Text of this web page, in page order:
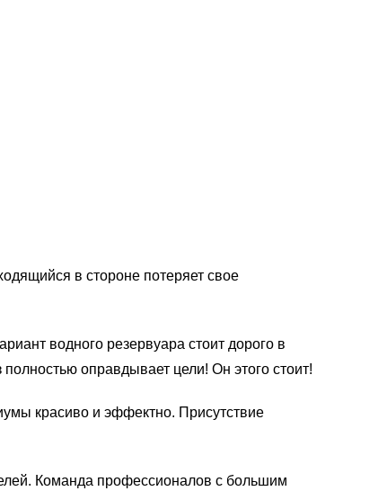
в стороне потеряет свое
водного резервуара стоит дорого в
оправдывает цели! Он этого стоит!
красиво и эффектно. Присутствие
Команда профессионалов с большим